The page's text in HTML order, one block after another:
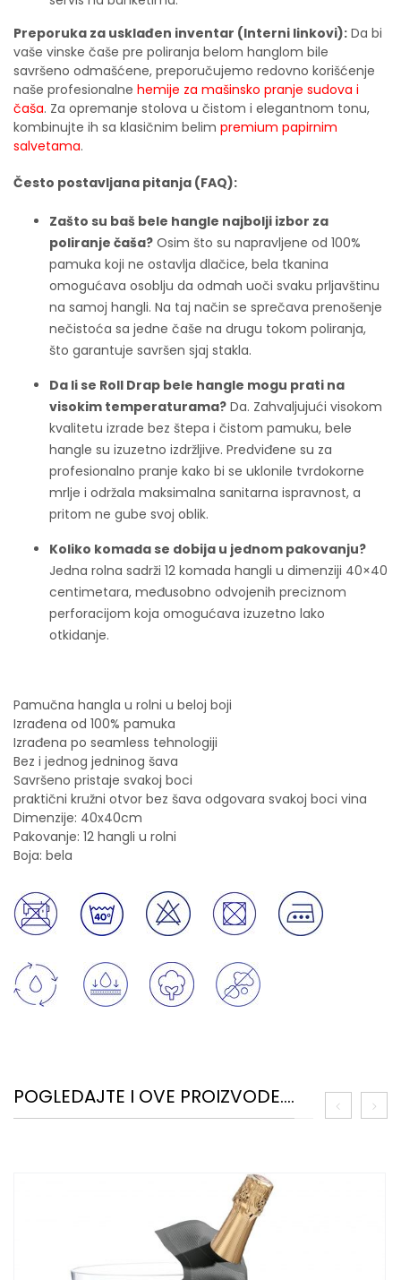
Preporuka za usklađen inventar (Interni linkovi): Da bi
vaše vinske čaše pre poliranja belom hanglom bile
savršeno odmašćene, preporučujemo redovno korišćenje
naše profesionalne hemije za mašinsko pranje sudova i
čaša. Za opremanje stolova u čistom i elegantnom tonu,
kombinujte ih sa klasičnim belim premium papirnim
salvetama.
Često postavljana pitanja (FAQ):
Zašto su baš bele hangle najbolji izbor za
poliranje čaša? Osim što su napravljene od 100%
pamuka koji ne ostavlja dlačice, bela tkanina
omogućava osoblju da odmah uoči svaku prljavštinu
na samoj hangli. Na taj način se sprečava prenošenje
nečistoća sa jedne čaše na drugu tokom poliranja,
što garantuje savršen sjaj stakla.
Da li se Roll Drap bele hangle mogu prati na
visokim temperaturama? Da. Zahvaljujući visokom
kvalitetu izrade bez štepa i čistom pamuku, bele
hangle su izuzetno izdržljive. Predviđene su za
profesionalno pranje kako bi se uklonile tvrdokorne
mrlje i održala maksimalna sanitarna ispravnost, a
pritom ne gube svoj oblik.
Koliko komada se dobija u jednom pakovanju?
Jedna rolna sadrži 12 komada hangli u dimenziji 40×40
centimetara, međusobno odvojenih preciznom
perforacijom koja omogućava izuzetno lako
otkidanje.
Pamučna hangla u rolni u beloj boji
Izrađena od 100% pamuka
Izrađena po seamless tehnologiji
Bez i jednog jedninog šava
Savršeno pristaje svakoj boci
praktični kružni otvor bez šava odgovara svakoj boci vina
Dimenzije: 40x40cm
Pakovanje: 12 hangli u rolni
Boja: bela
POGLEDAJTE I OVE PROIZVODE....